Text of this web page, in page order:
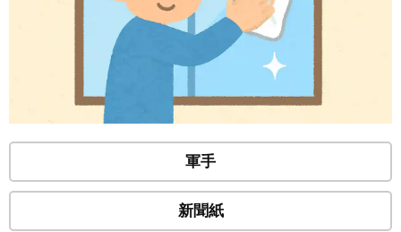
軍手
新聞紙